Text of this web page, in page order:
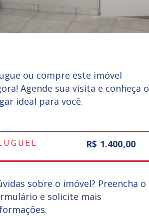
ou compre este imóvel
Agende sua visita e conheça o
ideal para você.
R$ 1.400,00
sobre o imóvel? Preencha o
e solicite mais